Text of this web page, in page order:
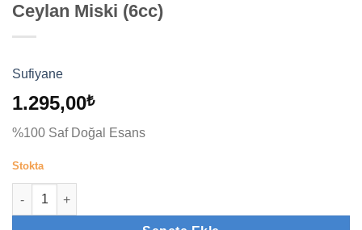
Ceylan Miski (6cc)
Sufiyane
1.295,00₺
%100 Saf Doğal Esans
Stokta
Ceylan Miski (6cc) adet